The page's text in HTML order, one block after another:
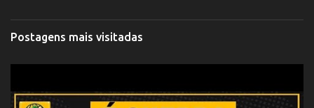
Postagens mais visitadas